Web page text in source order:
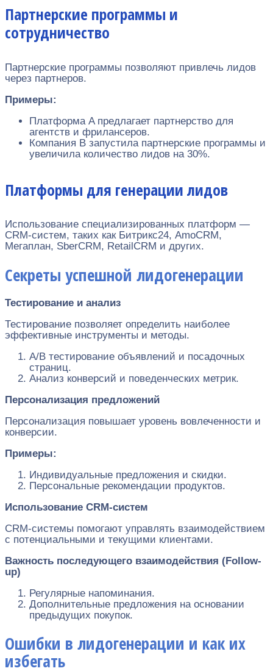
Партнерские программы и
сотрудничество
Партнерские программы позволяют привлечь лидов
через партнеров.
Примеры:
Платформа A предлагает партнерство для
агентств и фрилансеров.
Компания B запустила партнерские программы и
увеличила количество лидов на 30%.
Платформы для генерации лидов
Использование специализированных платформ —
CRM-систем, таких как Битрикс24, AmoCRM,
Мегаплан, SberCRM, RetailCRM и других.
Секреты успешной лидогенерации
Тестирование и анализ
Тестирование позволяет определить наиболее
эффективные инструменты и методы.
A/B тестирование объявлений и посадочных
страниц.
Анализ конверсий и поведенческих метрик.
Персонализация предложений
Персонализация повышает уровень вовлеченности и
конверсии.
Примеры:
Индивидуальные предложения и скидки.
Персональные рекомендации продуктов.
Использование CRM-систем
CRM-системы помогают управлять взаимодействием
с потенциальными и текущими клиентами.
Важность последующего взаимодействия (Follow-
up)
Регулярные напоминания.
Дополнительные предложения на основании
предыдущих покупок.
Ошибки в лидогенерации и как их
избегать